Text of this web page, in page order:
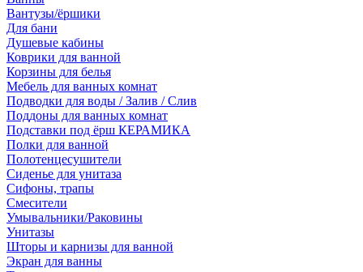
Вантузы/ёршики
Для бани
Душевые кабины
Коврики для ванной
Корзины для белья
Мебель для ванных комнат
Подводки для воды / Залив / Слив
Поддоны для ванных комнат
Подставки под ёрш КЕРАМИКА
Полки для ванной
Полотенцесушители
Сиденье для унитаза
Сифоны, трапы
Смесители
Умывальники/Раковины
Унитазы
Шторы и карнизы для ванной
Экран для ванны